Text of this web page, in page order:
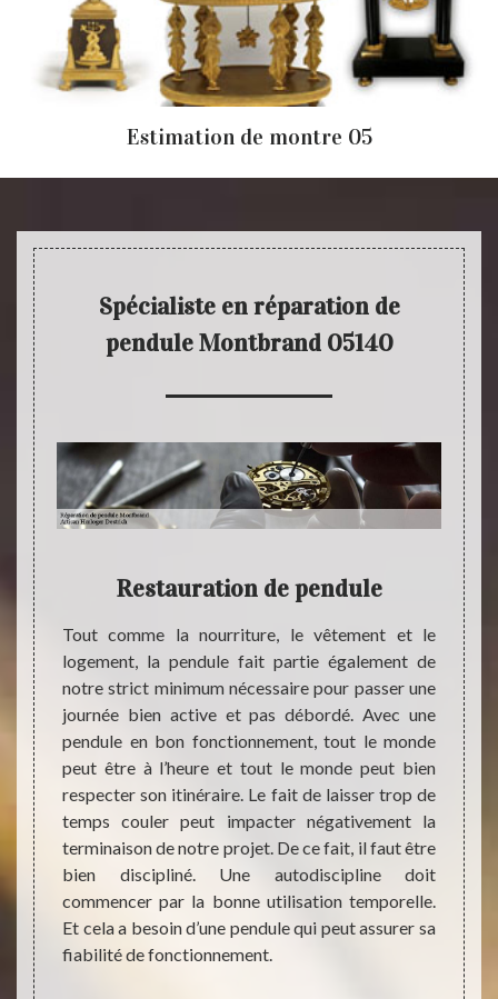
Estimation de montre 05
Spécialiste en réparation de
pendule Montbrand 05140
les
les
et
Restauration de pendule
Tout comme la nourriture, le vêtement et le
logement, la pendule fait partie également de
notre strict minimum nécessaire pour passer une
journée bien active et pas débordé. Avec une
pendule en bon fonctionnement, tout le monde
peut être à l’heure et tout le monde peut bien
respecter son itinéraire. Le fait de laisser trop de
temps couler peut impacter négativement la
terminaison de notre projet. De ce fait, il faut être
bien discipliné. Une autodiscipline doit
commencer par la bonne utilisation temporelle.
Et cela a besoin d’une pendule qui peut assurer sa
fiabilité de fonctionnement.
plan
Cela
vie
dans
ont